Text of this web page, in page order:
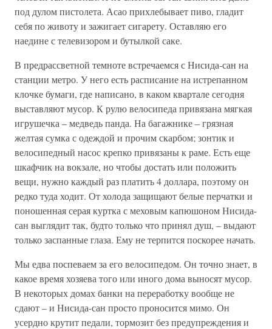
под дулом пистолета. Асао прихлебывает пиво, гладит
себя по животу и зажигает сигарету. Оставляю его
наедине с телевизором и бутылкой саке.
В предрассветной темноте встречаемся с Нисида-сан на
станции метро. У него есть расписание на истрепанном
клочке бумаги, где написано, в каком квартале сегодня
выставляют мусор. К рулю велосипеда привязана мягкая
игрушечка – медведь панда. На багажнике – грязная
желтая сумка с одеждой и прочим скарбом; зонтик и
велосипедный насос крепко привязаны к раме. Есть еще
шкафчик на вокзале, но чтобы достать или положить
вещи, нужно каждый раз платить 4 доллара, поэтому он
редко туда ходит. От холода защищают белые перчатки и
поношенная серая куртка с меховым капюшоном Нисида-
сан выглядит так, будто только что принял душ, – выдают
только заспанные глаза. Ему не терпится поскорее начать.
Мы едва поспеваем за его велосипедом. Он точно знает, в
какое время хозяева того или иного дома выносят мусор.
В некоторых домах банки на переработку вообще не
сдают – и Нисида-сан просто проносится мимо. Он
усердно крутит педали, тормозит без предупреждения и